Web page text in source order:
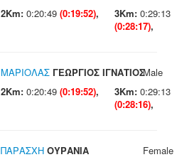
2Km: 0:20:49 (0:19:52), 3Km: 0:29:13
(0:28:17),
ΜΑΡΙΟΛΑΣ ΓΕΩΡΓΙΟΣ ΙΓΝΑΤΙΟΣMale
2Km: 0:20:49 (0:19:52), 3Km: 0:29:13
(0:28:16),
ΠΑΡΑΣΧΗ ΟΥΡΑΝΙΑ
Female